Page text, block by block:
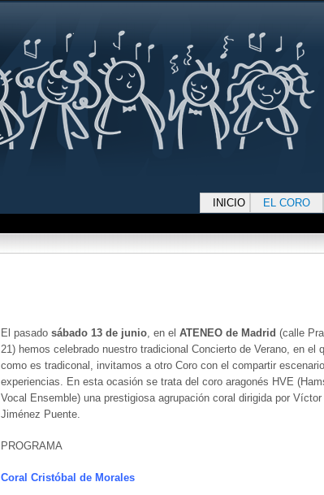
El pasadosábado 13 de junio , en el ATENEO de Madrid (calle
21) hemos celebrado nuestro tradicional Concierto de Verano, en el
como es tradiconal, invitamos a otro Coro con el compartir
experiencias. En esta ocasión se trata del coro aragonés HVE
Vocal Ensemble) una prestigiosa agrupación coral dirigida por Víctor
Jiménez Puente.
PROGRAMA
Coral Cristóbal de Morales
INICIO EL CORO